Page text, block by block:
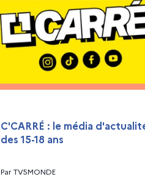
C'CARRÉ : le média
des 15-18 ans
ParTV5MONDE